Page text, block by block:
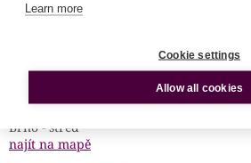
Zdarmapo domluvě na odběrném místě
Gorkého 51/1
Brno - střed
najít na mapě
Learn more
Cookie settings
Allow all cookies